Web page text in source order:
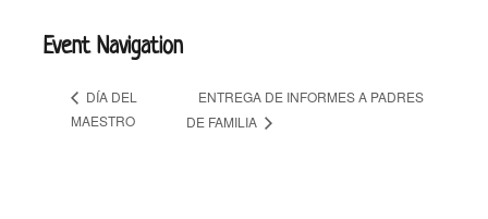
Event Navigation
DÍA DEL
MAESTRO
ENTREGA DE INFORMES A PADRES
DE FAMILIA